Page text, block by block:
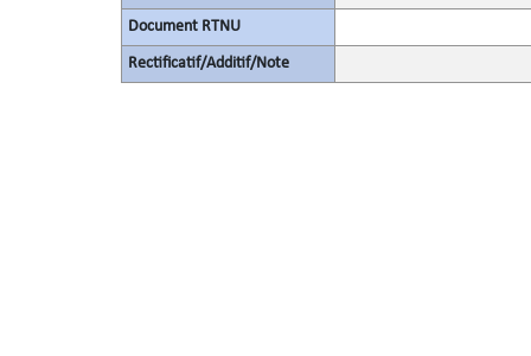
Document RTNU
Rectificatif/Additif/Note